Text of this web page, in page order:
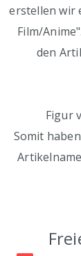
erstellen wir
Film/
den
Figur
Somit